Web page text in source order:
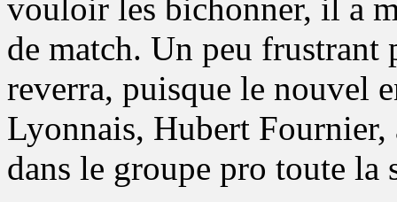
vouloir les bichonner, il a
de match. Un peu frustrant
reverra, puisque le nouvel
Lyonnais, Hubert
dans le groupe pro toute la